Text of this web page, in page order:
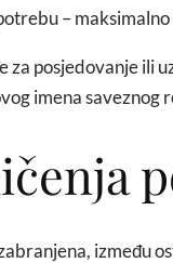
–
za posjedovanje
imena saveznog
između